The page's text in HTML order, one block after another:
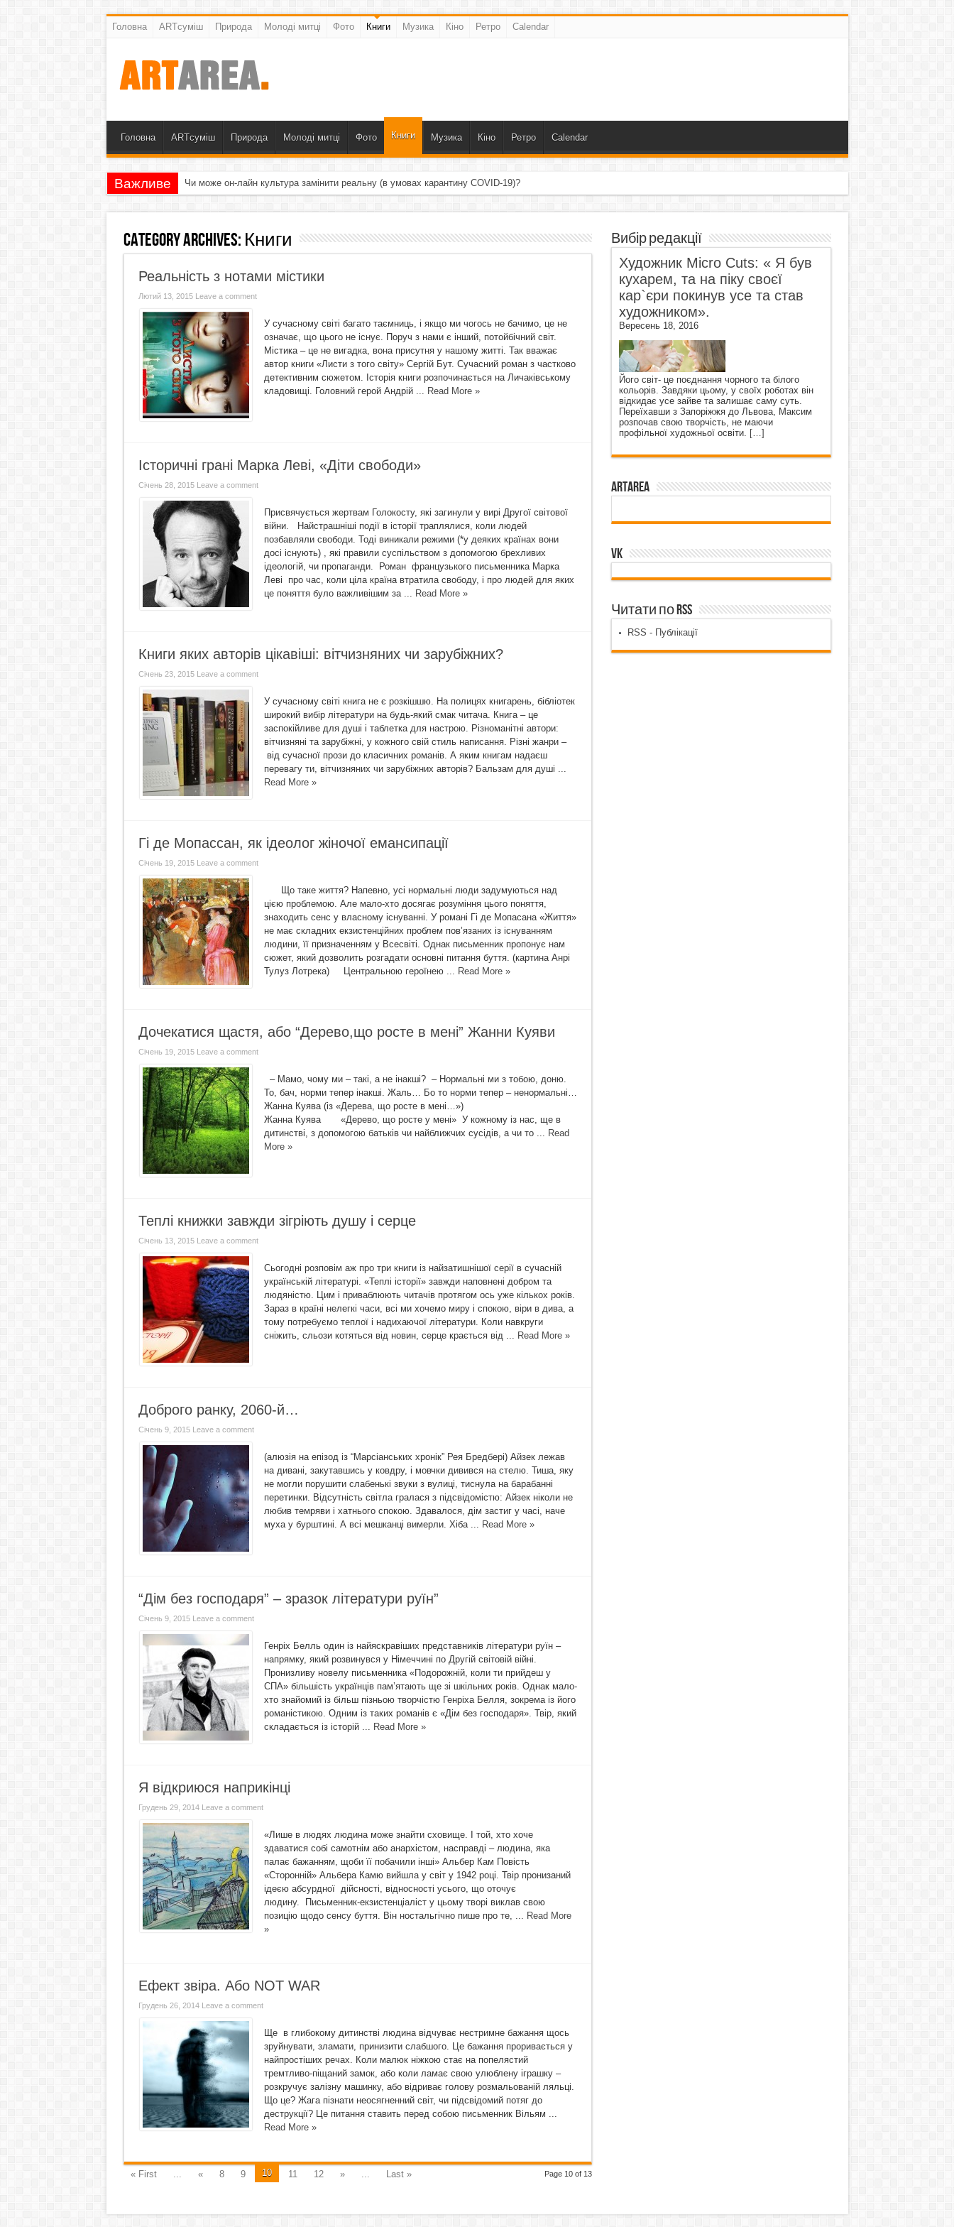
Головна ARTсуміш Природа Молоді митці Фото Книги Музика Кіно Ретро Calendar
Головна ARTсуміш Природа Молоді митці Фото Книги Музика Кіно Ретро Calendar
Важливе Чи може он-лайн культура замінити реальну (в умовах карантину COVID-19)?
Category Archives: Книги
Реальність з нотами містики
Лютий 13, 2015 Leave a comment
У сучасному світі багато таємниць, і якщо ми чогось не бачимо, це не
означає, що цього не існує. Поруч з нами є інший, потойбічний світ.
Містика – це не вигадка, вона присутня у нашому житті. Так вважає
автор книги «Листи з того світу» Сергій Бут. Сучасний роман з частково
детективним сюжетом. Історія книги розпочинається на Личаківському
кладовищі. Головний герой Андрій ... Read More »
Історичні грані Марка Леві, «Діти свободи»
Січень 28, 2015 Leave a comment
Присвячується жертвам Голокосту, які загинули у вирі Другої світової
війни. Найстрашніші події в історії траплялися, коли людей
позбавляли свободи. Тоді виникали режими (*у деяких країнах вони
досі існують) , які правили суспільством з допомогою брехливих
ідеологій, чи пропаганди. Роман французького письменника Марка
Леві про час, коли ціла країна втратила свободу, і про людей для яких
це поняття було важливішим за ... Read More »
Книги яких авторів цікавіші: вітчизняних чи зарубіжних?
Січень 23, 2015 Leave a comment
У сучасному світі книга не є розкішшю. На полицях книгарень, бібліотек
широкий вибір літератури на будь-який смак читача. Книга – це
заспокійливе для душі і таблетка для настрою. Різноманітні автори:
вітчизняні та зарубіжні, у кожного свій стиль написання. Різні жанри –
від сучасної прози до класичних романів. А яким книгам надаєш
перевагу ти, вітчизняних чи зарубіжних авторів? Бальзам для душі ...
Read More »
Гі де Мопассан, як ідеолог жіночої емансипації
Січень 19, 2015 Leave a comment
Що таке життя? Напевно, усі нормальні люди задумуються над
цією проблемою. Але мало-хто досягає розуміння цього поняття,
знаходить сенс у власному існуванні. У романі Гі де Мопасана «Життя»
не має складних екзистенційних проблем пов’язаних із існуванням
людини, її призначенням у Всесвіті. Однак письменник пропонує нам
сюжет, який дозволить розгадати основні питання буття. (картина Анрі
Тулуз Лотрека) Центральною героїнею ... Read More »
Дочекатися щастя, або “Дерево,що росте в мені” Жанни Куяви
Січень 19, 2015 Leave a comment
– Мамо, чому ми – такі, а не інакші? – Нормальні ми з тобою, доню.
То, бач, норми тепер інакші. Жаль… Бо то норми тепер – ненормальні…
Жанна Куява (із «Дерева, що росте в мені…»)
Жанна Куява «Дерево, що росте у мені» У кожному із нас, ще в
дитинстві, з допомогою батьків чи найближчих сусідів, а чи то ... Read
More »
Теплі книжки завжди зігріють душу і серце
Січень 13, 2015 Leave a comment
Сьогодні розповім аж про три книги із найзатишнішої серії в сучасній
українській літературі. «Теплі історії» завжди наповнені добром та
людяністю. Цим і приваблюють читачів протягом ось уже кількох років.
Зараз в країні нелегкі часи, всі ми хочемо миру і спокою, віри в дива, а
тому потребуємо теплої і надихаючої літератури. Коли навкруги
сніжить, сльози котяться від новин, серце крається від ... Read More »
Доброго ранку, 2060-й…
Січень 9, 2015 Leave a comment
(алюзія на епізод із “Марсіанських хронік” Рея Бредбері) Айзек лежав
на дивані, закутавшись у ковдру, і мовчки дивився на стелю. Тиша, яку
не могли порушити слабенькі звуки з вулиці, тиснула на барабанні
перетинки. Відсутність світла гралася з підсвідомістю: Айзек ніколи не
любив темряви і хатнього спокою. Здавалося, дім застиг у часі, наче
муха у бурштині. А всі мешканці вимерли. Хіба ... Read More »
“Дім без господаря” – зразок літератури руїн”
Січень 9, 2015 Leave a comment
Генріх Белль один із найяскравіших представників літератури руїн –
напрямку, який розвинувся у Німеччині по Другій світовій війні.
Пронизливу новелу письменника «Подорожній, коли ти прийдеш у
СПА» більшість українців пам’ятають ще зі шкільних років. Однак мало-
хто знайомий із більш пізньою творчістю Генріха Белля, зокрема із його
романістикою. Одним із таких романів є «Дім без господаря». Твір, який
складається із історій ... Read More »
Я відкриюся наприкінці
Грудень 29, 2014 Leave a comment
«Лише в людях людина може знайти сховище. І той, хто хоче
здаватися собі самотнім або анархістом, насправді – людина, яка
палає бажанням, щоби її побачили інші» Альбер Кам Повість
«Сторонній» Альбера Камю вийшла у світ у 1942 році. Твір пронизаний
ідеєю абсурдної дійсності, відносності усього, що оточує
людину. Письменник-екзистенціаліст у цьому творі виклав свою
позицію щодо сенсу буття. Він ностальгічно пише про те, ... Read More
»
Ефект звіра. Або NOT WAR
Грудень 26, 2014 Leave a comment
Ще в глибокому дитинстві людина відчуває нестримне бажання щось
зруйнувати, зламати, принизити слабшого. Це бажання проривається у
найпростіших речах. Коли малюк ніжкою стає на попелястий
тремтливо-піщаний замок, або коли ламає свою улюблену іграшку –
розкручує залізну машинку, або відриває голову розмальованій ляльці.
Що це? Жага пізнати неосягненний світ, чи підсвідомий потяг до
деструкції? Це питання ставить перед собою письменник Вільям ...
Read More »
Page 10 of 13
« First ... « 8 9 10 11 12 » ... Last »
Вибір редакції
Художник Micro Cuts: « Я був
кухарем, та на піку своєї
кар`єри покинув усе та став
художником».
Вересень 18, 2016
Його світ- це поєднання чорного та білого
кольорів. Завдяки цьому, у своїх роботах він
відкидає усе зайве та залишає саму суть.
Переїхавши з Запоріжжя до Львова, Максим
розпочав свою творчість, не маючи
профільної художньої освіти. […]
ArtArea
VK
Читати по RSS
RSS - Публікації